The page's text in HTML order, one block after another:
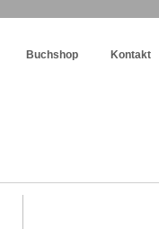
Buchshop Kontakt